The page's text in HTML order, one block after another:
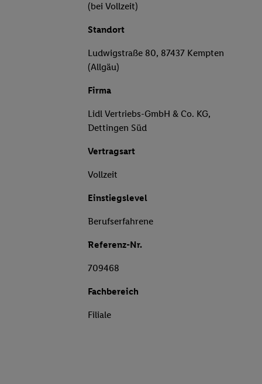
(bei Vollzeit)
Standort
Ludwigstraße 80, 87437 Kempten
(Allgäu)
Firma
Lidl Vertriebs-GmbH & Co. KG,
Dettingen Süd
Vertragsart
Vollzeit
Einstiegslevel
Berufserfahrene
Referenz-Nr.
709468
Fachbereich
Filiale